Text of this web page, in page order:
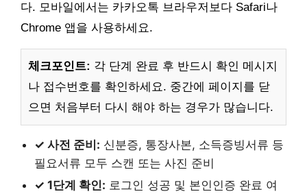
다. 모바일에서는 카카오톡 브라우저보다 Safari나
Chrome 앱을 사용하세요.
체크포인트: 각 단계 완료 후 반드시 확인 메시지
나 접수번호를 확인하세요. 중간에 페이지를 닫
으면 처음부터 다시 해야 하는 경우가 많습니다.
✓ 사전 준비: 신분증, 통장사본, 소득증빙서류 등
필요서류 모두 스캔 또는 사진 준비
✓ 1단계 확인: 로그인 성공 및 본인인증 완료 여